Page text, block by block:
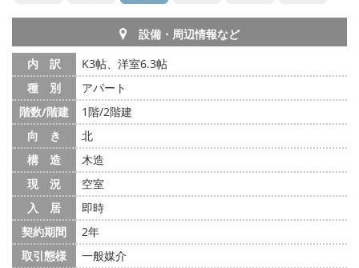
設備・周辺情報など
内 訳
K3帖、洋室6.3帖
種 別
アパート
階数/階建
1階/2階建
向 き
北
構 造
木造
現 況
空室
入 居
即時
契約期間
2年
取引態様
一般媒介